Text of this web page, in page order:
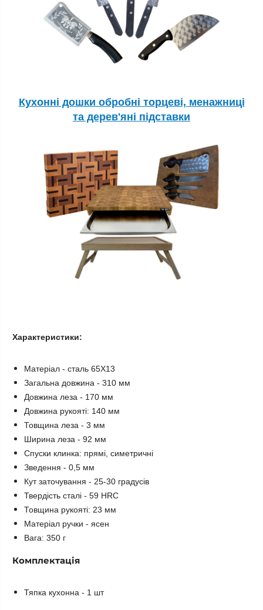
Кухонні дошки обробні торцеві, менажниці
та дерев'яні підставки
Характеристики:
Матеріал - сталь 65Х13
Загальна довжина - 310 мм
Довжина леза - 170 мм
Довжина рукояті: 140 мм
Товщина леза - 3 мм
Ширина леза - 92 мм
Спуски клинка: прямі, симетричні
Зведення - 0,5 мм
Кут заточування - 25-30 градусів
Твердість сталі - 59 HRC
Товщина рукояті: 23 мм
Матеріал ручки - ясен
Вага: 350 г
Комплектація
Тяпка кухонна - 1 шт